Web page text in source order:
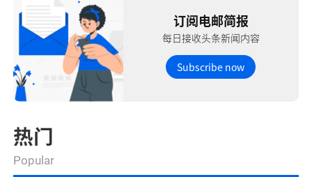
订阅电邮简报
每日接收头条新闻内容
Subscribe now
热门
Popular